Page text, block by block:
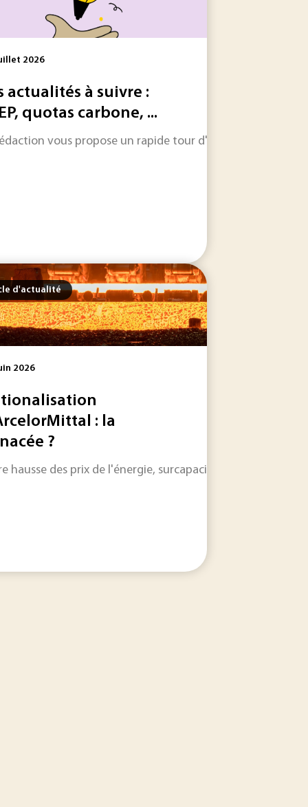
les jours et les semaines à venir.
les informations qui feront l'actualité industrielle dans
2026
actualités à suivre :
quotas carbone, ...
vous propose un rapide tour d'horizon sur les
de l’Univers. La découverte de 31 quasars très...
ferroviaire. Lorsque les températures s'envolent,
d'actualité
2026
: la
?
hausse des prix de l'énergie, surcapacité mondiale de
la France, à l’échelle macroéconomique. L’édition...
mêmes déséquilibres réapparaissent. Selon l'OCDE, les